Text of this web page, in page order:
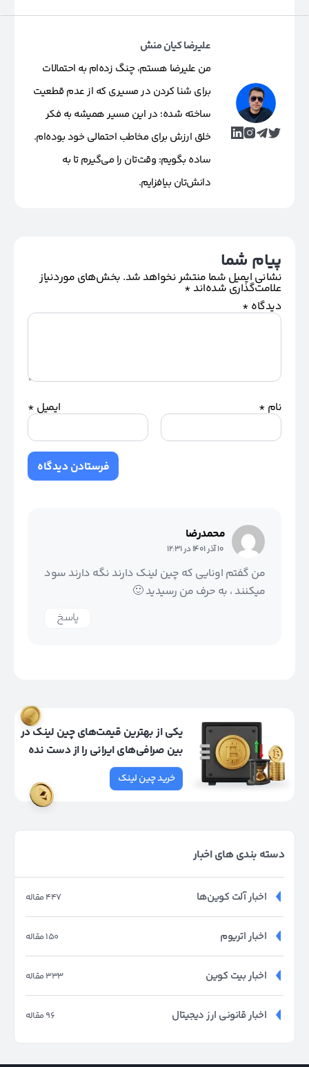
علیرضا کیان منش
من علیرضا هستم، چنگ زده‌ام به احتمالات
برای شنا کردن در مسیری که از عدم قطعیت
ساخته شده؛ در این مسیر همیشه به فکر
خلق ارزش برای مخاطب احتمالی خود بوده‌ام.
ساده بگویم: وقت‌تان را می‌گیرم تا به
دانش‌تان بیافزایم.
پیام شما
نشانی ایمیل شما منتشر نخواهد شد. بخش‌های موردنیاز
علامت‌گذاری شده‌اند*
دیدگاه *
نام * ایمیل *
محمدرضا
10 آذر 1401 در 12:31
من گفتم اونایی که چین لینک دارند نگه دارند سود
میکنند ، به حرف من رسیدید 🙂
پاسخ
یکی از بهترین قیمت‌های چین لینک در
بین صرافی‌های ایرانی را از دست نده
خرید چین لینک
دسته بندی های اخبار
447 مقاله اخبار آلت کوین‌ها
150 مقاله اخبار اتریوم
333 مقاله اخبار بیت کوین
96 مقاله اخبار قانونی ارز دیجیتال